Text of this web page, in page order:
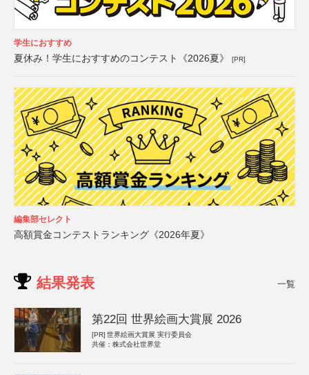
学生におすすめ
夏休み！学生におすすめのコンテスト《2026夏》 [PR]
編集部セレクト
高額賞金コンテストランキング《2026年夏》
結果発表 一覧
第22回 世界絵画大賞展 2026
[PR] 世界絵画大賞展 実行委員会
共催：株式会社世界堂